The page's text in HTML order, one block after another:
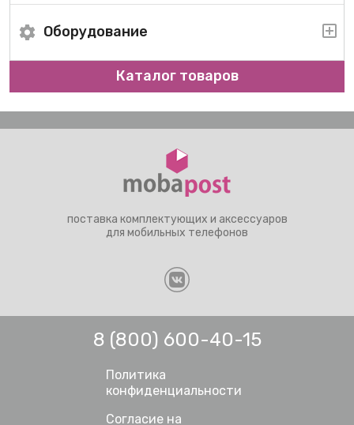
Оборудование
Каталог товаров
поставка комплектующих и аксессуаров
для мобильных телефонов
8 (800) 600-40-15
Политика
конфиденциальности
Согласие на